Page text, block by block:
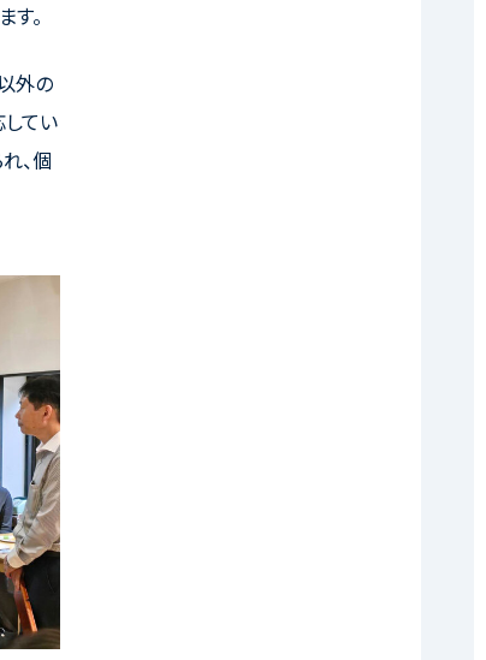
す。
外の
てい
、個